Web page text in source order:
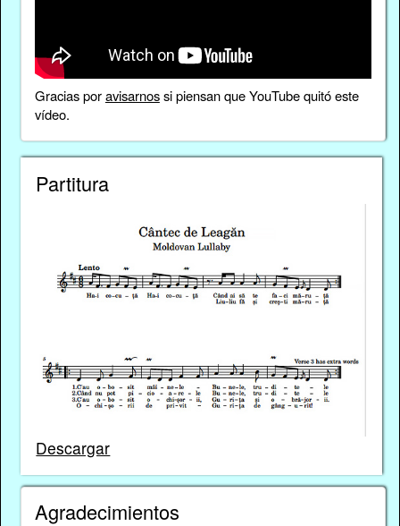
Gracias poravisarnossi piensan que YouTube quitó este
vídeo.
Partitura
Descargar
Agradecimientos